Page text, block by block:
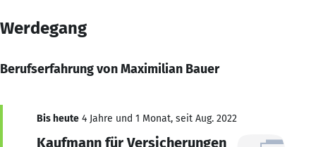
Werdegang
Berufserfahrung von Maximilian Bauer
Bis heute 4 Jahre und 1 Monat, seit Aug. 2022
Kaufmann für Versicherungen